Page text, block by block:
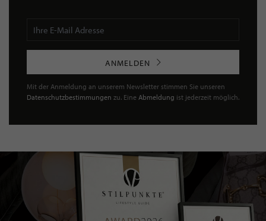
ANMELDEN
Mit der Anmeldung an unserem Newsletter stimmen Sie unseren
Datenschutzbestimmungen zu. Eine Abmeldung ist jederzeit möglich.